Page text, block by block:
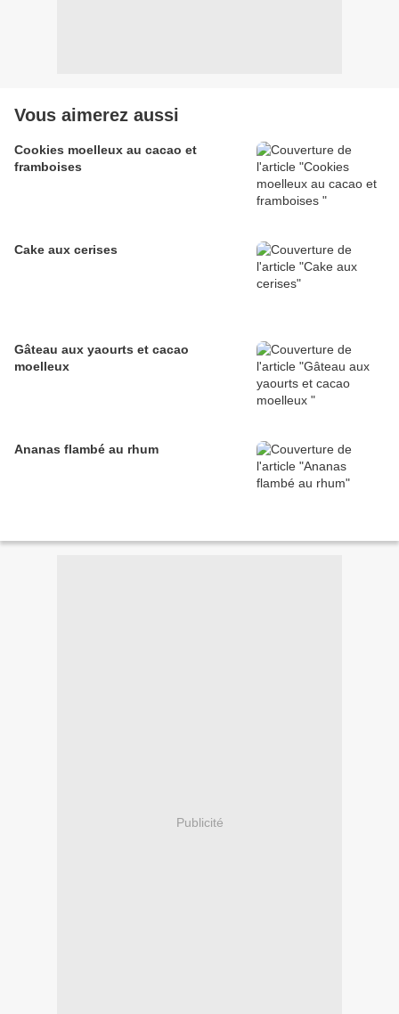
Vous aimerez aussi
Cookies moelleux au cacao et
framboises
Cake aux cerises
Gâteau aux yaourts et cacao
moelleux
Ananas flambé au rhum
Publicité